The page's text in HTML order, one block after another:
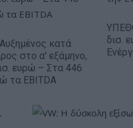
κατά
στο α' εξάμηνο,
ευρώ – Στα 446
τα EBITDA
δισ.